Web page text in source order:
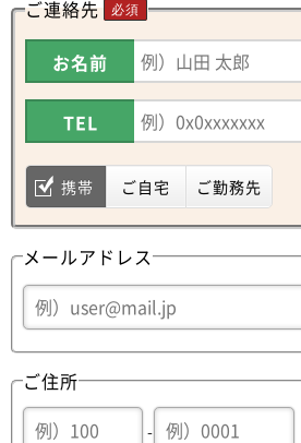
ご連絡先 必須
お名前
TEL
携帯 ご自宅 ご勤務先
メールアドレス
ご住所
-